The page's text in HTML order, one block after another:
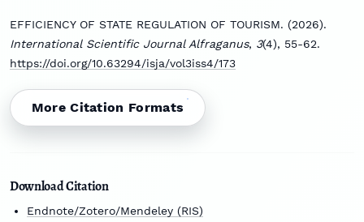
EFFICIENCY OF STATE REGULATION OF TOURISM. (2026).
International Scientific Journal Alfraganus, 3(4), 55-62.
https://doi.org/10.63294/isja/vol3iss4/173
More Citation Formats
Download Citation
Endnote/Zotero/Mendeley (RIS)